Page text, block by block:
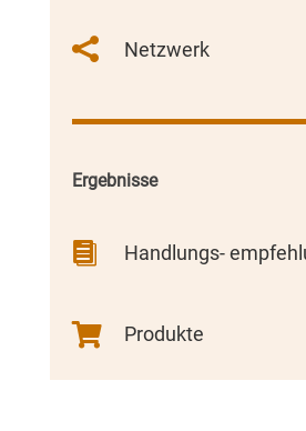
 Netzwerk
Ergebnisse
 Handlungs-
 Produkte